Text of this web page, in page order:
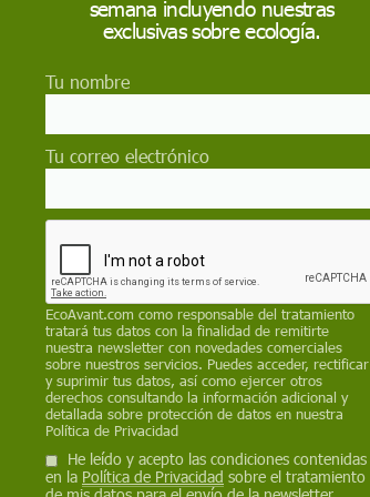
¿Por qué hay más perros y menos
Un estudio analiza cómo la ausencia de vínculos
estables con otras personas y el apoyo emocional que
más gente convive con estos animales.
Naturaleza
¿Cómo reconocen los monos a las
serpientes tan rápido?
Incluso los monos y los bebés humanos que nunca se
han topado con una serpiente reaccionan ante sus
imágenes, lo que demuestra nuestro miedo innato
hacia estas criaturas
Ciencia
semana incluyendo nuestras
exclusivas sobre ecología.
Tu nombre
Tu correo electrónico
EcoAvant.com como responsable del tratamiento
tratará tus datos con la finalidad de remitirte
nuestra newsletter con novedades comerciales
sobre nuestros servicios. Puedes acceder, rectificar
y suprimir tus datos, así como ejercer otros
derechos consultando la información adicional y
detallada sobre protección de datos en nuestra
Política de Privacidad
He leído y acepto las condiciones contenidas
en la Política de Privacidad sobre el tratamiento